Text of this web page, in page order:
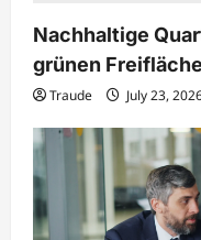
Nachhaltige
grünen
Traude July 23,